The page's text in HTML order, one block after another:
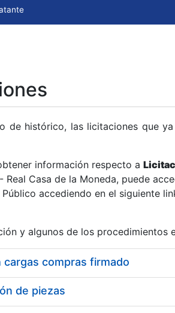
de histórico, las licitaciones que
información respecto a
Casa de la Moneda, puede
accediendo en el siguiente
y algunos de los procedimientos
compras firmado
de piezas